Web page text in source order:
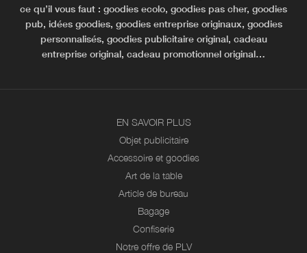
ce qu’il vous faut : goodies ecolo, goodies pas cher, goodies
pub, idées goodies, goodies entreprise originaux, goodies
personnalisés, goodies publicitaire original, cadeau
entreprise original, cadeau promotionnel original…
EN SAVOIR PLUS
Objet publicitaire
Accessoire et goodies
Art de la table
Article de bureau
Bagage
Confiserie
Notre offre de PLV